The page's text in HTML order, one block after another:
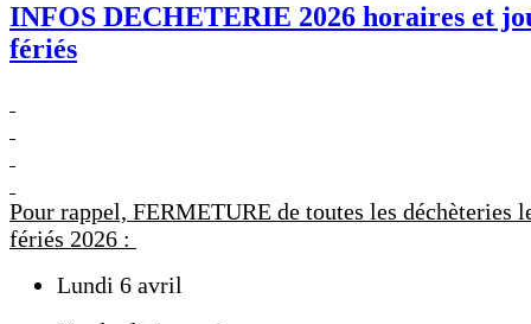
INFOS DECHETERIE 2026 horaires et
fériés
Pour rappel, FERMETURE de toutes les déchèteries
fériés 2026 :
Lundi 6 avril